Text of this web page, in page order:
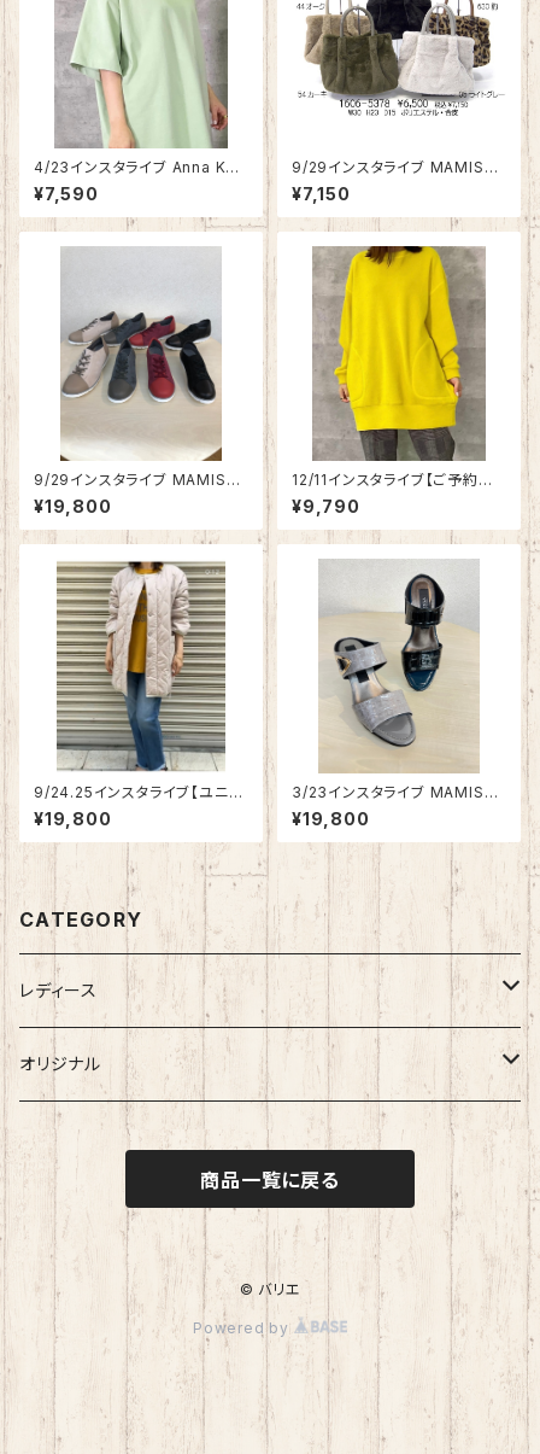
4/23インスタライブ Anna Kerr
y ショルダーワンポイント刺繍ロ
ゴTシャツ 85222905
¥7,590
9/29インスタライブ MAMISSA
【持ち手・合皮】もふもふトート＆
ショルダーバッグ【その②2021】
1606-5378【先行ご予約商品】
¥7,150
9/29インスタライブ MAMISSA
スエード調ツートンカラースニ
ーカー1972-6292【先行ご予
約商品】
¥19,800
12/11インスタライブ【ご予約商
品】Anna Kerry リブ織ニットソ
ートップス 04214903
¥9,790
9/24.25インスタライブ【ユニセ
ックスサイズ】Anna Kerry パッ
デッドハーフコート85213302
【先行ご予約商品】
¥19,800
3/23インスタライブ MAMISSA
ミュール 1941-1099
¥19,800
CATEGORY
レディース
アパレル
パンツ
ベスト
ジャケット
シューズ
ショートブーツ
スニーカー
パンプス
トートバッグ
ハンドバッグ
小物その他
オリジナル
にーみんＴシャツ
にーみんタオル
商品一覧に戻る
© バリエ
Powered by